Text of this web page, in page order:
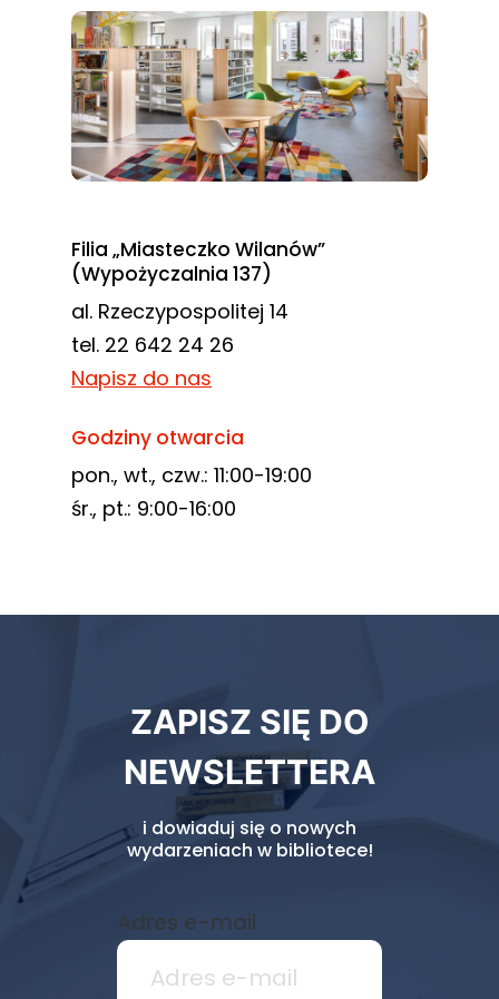
Filia „Miasteczko Wilanów”
(Wypożyczalnia 137)
al. Rzeczypospolitej 14
tel. 22 642 24 26
Napisz do nas
Godziny otwarcia
pon., wt., czw.: 11:00-19:00
śr., pt.: 9:00-16:00
biblioteki
ZAPISZ SIĘ DO
NEWSLETTERA
i dowiaduj się o nowych
wydarzeniach w bibliotece!
Adres e-mail